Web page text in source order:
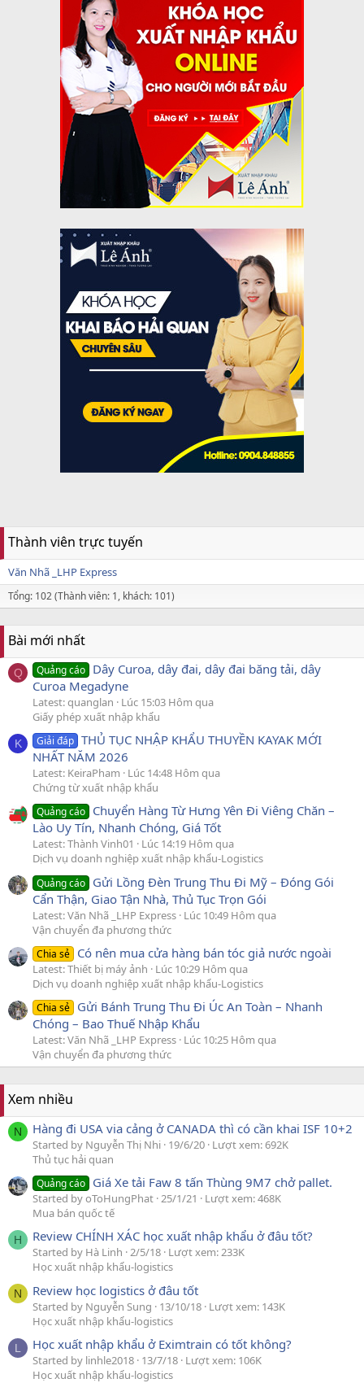
Thành viên trực tuyến
Văn Nhã _LHP Express
Tổng: 102 (Thành viên: 1, khách: 101)
Bài mới nhất
Q Quảng cáo Dây Curoa, dây đai, dây đai băng tải, dây
Curoa Megadyne
Latest: quanglan
Lúc 15:03 Hôm qua
Giấy phép xuất nhập khẩu
K Giải đáp THỦ TỤC NHẬP KHẨU THUYỀN KAYAK MỚI
NHẤT NĂM 2026
Latest: KeiraPham
Lúc 14:48 Hôm qua
Chứng từ xuất nhập khẩu
Quảng cáo Chuyển Hàng Từ Hưng Yên Đi Viêng Chăn –
Lào Uy Tín, Nhanh Chóng, Giá Tốt
Latest: Thành Vinh01
Lúc 14:19 Hôm qua
Dịch vụ doanh nghiệp xuất nhập khẩu-Logistics
Quảng cáo Gửi Lồng Đèn Trung Thu Đi Mỹ – Đóng Gói
Cẩn Thận, Giao Tận Nhà, Thủ Tục Trọn Gói
Latest: Văn Nhã _LHP Express Lúc 10:49 Hôm qua
Vận chuyển đa phương thức
Chia sẻ Có nên mua cửa hàng bán tóc giả nước ngoài
Latest: Thiết bị máy ảnh
Lúc 10:29 Hôm qua
Dịch vụ doanh nghiệp xuất nhập khẩu-Logistics
Chia sẻ Gửi Bánh Trung Thu Đi Úc An Toàn – Nhanh
Chóng – Bao Thuế Nhập Khẩu
Latest: Văn Nhã _LHP Express Lúc 10:25 Hôm qua
Vận chuyển đa phương thức
Xem nhiều
N Hàng đi USA via cảng ở CANADA thì có cần khai ISF 10+2
Started by Nguyễn Thị Nhi 19/6/20 Lượt xem: 692K
Thủ tục hải quan
Quảng cáo Giá Xe tải Faw 8 tấn Thùng 9M7 chở pallet.
Started by oToHungPhat 25/1/21
Lượt xem: 468K
Mua bán quốc tế
H Review CHÍNH XÁC học xuất nhập khẩu ở đâu tốt?
Started by Hà Linh 2/5/18 Lượt xem: 233K
Học xuất nhập khẩu-logistics
N Review học logistics ở đâu tốt
Started by Nguyễn Sung 13/10/18 Lượt xem: 143K
Học xuất nhập khẩu-logistics
L Học xuất nhập khẩu ở Eximtrain có tốt không?
Started by linhle2018 13/7/18 Lượt xem: 106K
Học xuất nhập khẩu-logistics